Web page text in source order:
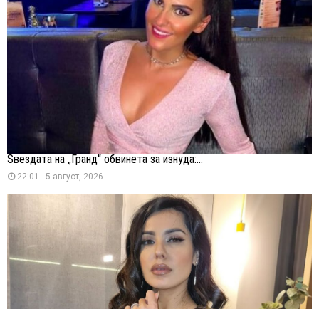
Ѕвездата на „Гранд“ обвинета за изнуда:...
22:01 - 5 август, 2026